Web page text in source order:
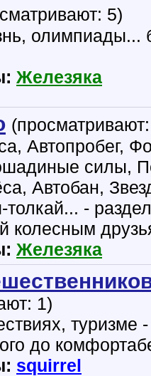
5)
олимпиады...
Железяка
Автопробег,
силы,
Автобан,
-
колесным
Железяка
1)
туризме -
до
squirrel